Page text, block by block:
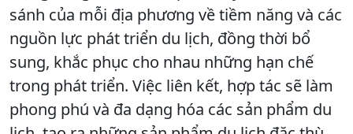
sánh của mỗi địa phương về tiềm năng và các
nguồn lực phát triển du lịch, đồng thời bổ
sung, khắc phục cho nhau những hạn chế
trong phát triển. Việc liên kết, hợp tác sẽ làm
phong phú và đa dạng hóa các sản phẩm du